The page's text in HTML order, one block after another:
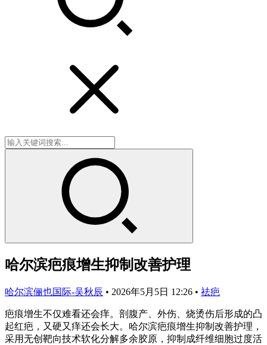
哈尔滨疤痕增生抑制改善护理
哈尔滨俪也国际-吴秋辰 • 2026年5月5日 12:26 • 祛疤
疤痕增生不仅难看还会痒。剖腹产、外伤、烧烫伤后形成的凸
起红疤，又硬又痒还会长大。哈尔滨疤痕增生抑制改善护理，
采用无创靶向技术软化分解多余胶原，抑制成纤维细胞过度活